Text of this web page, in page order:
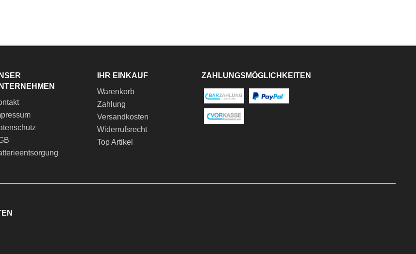
IHR EINKAUF
Warenkorb
Zahlung
Versandkosten
Widerrufsrecht
Top Artikel
ZAHLUNGSMÖGLICHKEITEN